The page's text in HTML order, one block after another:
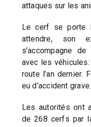
attaques sur les
Le cerf se porte
attendre, son
s’accompagne
avec les
route l’an dernier.
eu d’accident grave.
Les autorités ont
de 268 cerfs par